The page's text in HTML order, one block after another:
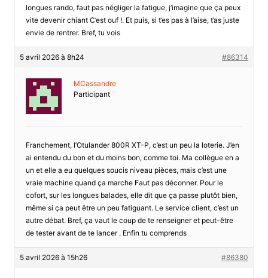
longues rando, faut pas négliger la fatigue, j’imagine que ça peux
vite devenir chiant C’est ouf !. Et puis, si t’es pas à l’aise, t’as juste
envie de rentrer. Bref, tu vois
5 avril 2026 à 8h24 #86314
MCassandre
Participant
Franchement, l’Otulander 800R XT-P, c’est un peu la loterie. J’en
ai entendu du bon et du moins bon, comme toi. Ma collègue en a
un et elle a eu quelques soucis niveau pièces, mais c’est une
vraie machine quand ça marche Faut pas déconner. Pour le
cofort, sur les longues balades, elle dit que ça passe plutôt bien,
même si ça peut être un peu fatiguant. Le service client, c’est un
autre débat. Bref, ça vaut le coup de te renseigner et peut-être
de tester avant de te lancer . Enfin tu comprends
5 avril 2026 à 15h26 #86380